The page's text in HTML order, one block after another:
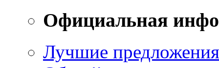
Официальная
Лучшие предложения